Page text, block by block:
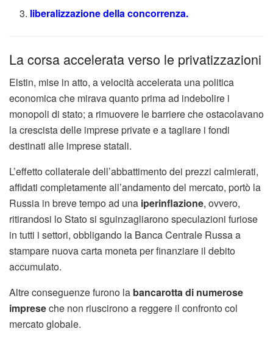
liberalizzazione della concorrenza.
La corsa accelerata verso le privatizzazioni
Elstin, mise in atto, a velocità accelerata una politica
economica che mirava quanto prima ad indebolire i
monopoli di stato; a rimuovere le barriere che ostacolavano
la crescista delle imprese private e a tagliare i fondi
destinati alle imprese statali.
L’effetto collaterale dell’abbattimento dei prezzi calmierati,
affidati completamente all’andamento del mercato, portò la
Russia in breve tempo ad una iperinflazione, ovvero,
ritirandosi lo Stato si sguinzagliarono speculazioni furiose
in tutti i settori, obbligando la Banca Centrale Russa a
stampare nuova carta moneta per finanziare il debito
accumulato.
Altre conseguenze furono la bancarotta di numerose
impreseche non riuscirono a reggere il confronto col
mercato globale.